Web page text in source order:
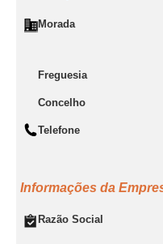
Morada
Freguesia
Concelho
Telefone
Informações da
Razão Social